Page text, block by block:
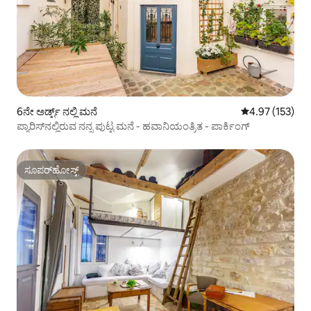
6ನೇ ಅರ್ಡ್ಟ್ ನಲ್ಲಿ ಮನೆ 5 ರಲ್ಲಿ 4.97
4.97 (153)
ಪ್ಯಾರಿಸ್‌ನಲ್ಲಿರುವ ನನ್ನ ಪುಟ್ಟ ಮನೆ - ಹವಾನಿಯಂತ್ರಿತ - ಪಾರ್ಕಿಂಗ್
ಸೂಪರ್‌ಹೋಸ್ಟ್
ಸೂಪರ್‌ಹೋಸ್ಟ್